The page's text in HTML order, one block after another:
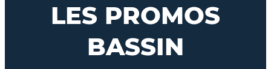
LES PROMOS
BASSIN